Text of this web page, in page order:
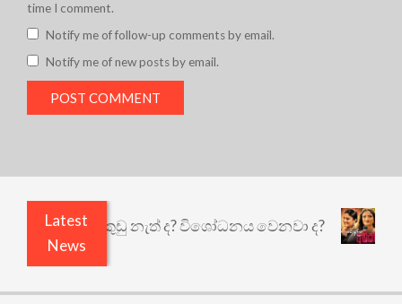
time I comment.
Notify me of follow-up comments by email.
Notify me of new posts by email.
Latest
News
ඇතුළෙයි කුඩු නැත් ද? විශෝධනය වෙනවා ද?